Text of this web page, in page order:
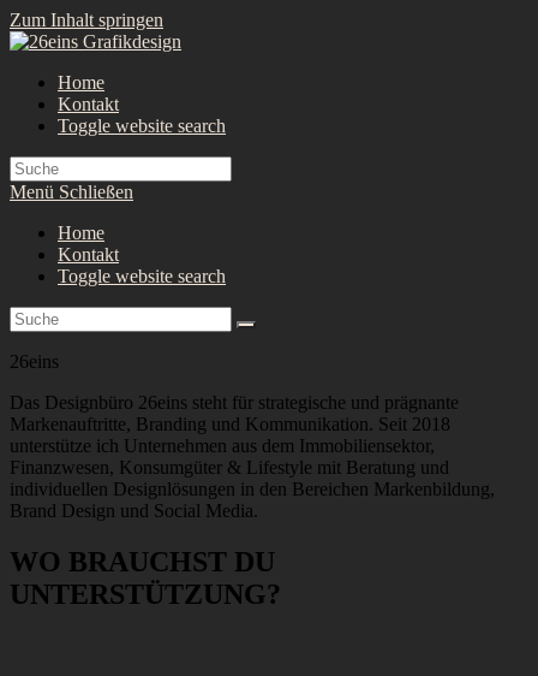
Zum Inhalt springen
Home
Kontakt
Toggle website search
Menü Schließen
Home
Kontakt
Toggle website search
26eins
Das Designbüro 26eins steht für strategische und prägnante
Markenauftritte, Branding und Kommunikation. Seit 2018
unterstütze ich Unternehmen aus dem Immobiliensektor,
Finanzwesen, Konsumgüter & Lifestyle mit Beratung und
individuellen Designlösungen in den Bereichen Markenbildung,
Brand Design und Social Media.
WO BRAUCHST DU
UNTERSTÜTZUNG?